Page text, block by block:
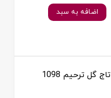
اضافه به سبد
تاج گل ترحیم 1098